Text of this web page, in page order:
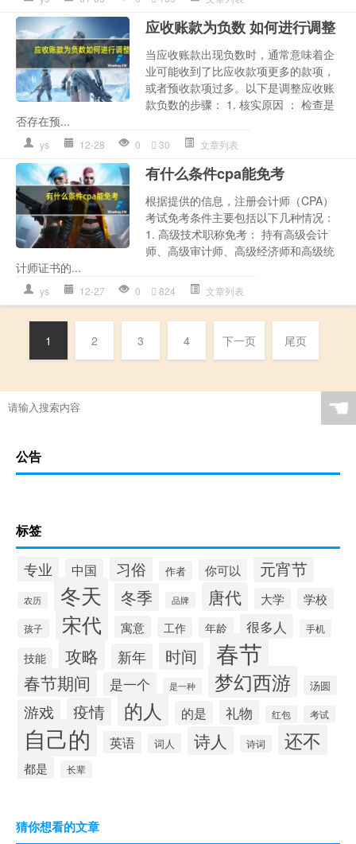
应收账款为负数 如何进行调整
当应收账款出现负数时，通常意味着企
业可能收到了比应收款项更多的款项，
或者预收款项过多。以下是调整应收账
款负数的步骤： 1. 核实原因 ： 检查是
否存在预...
ys 12-28 0 30 文章列表
有什么条件cpa能免考
根据提供的信息，注册会计师（CPA）
考试免考条件主要包括以下几种情况：
1. 高级技术职称免考： 持有高级会计
师、高级审计师、高级经济师和高级统
计师证书的...
ys 12-27 0 824 文章列表
1 2 3 4 下一页 尾页
☚
公告
标签
专业 中国 习俗 作者 你可以 元宵节
农历 冬天 冬季 品牌 唐代 大学 学校
孩子 宋代 寓意 工作 年龄 很多人 手机
技能 攻略 新年 时间 春节
春节期间 是一个 是一种 梦幻西游 汤圆
游戏 疫情 的人 的是 礼物 红包 考试
自己的 英语 词人 诗人 诗词 还不
都是 长辈
猜你想看的文章